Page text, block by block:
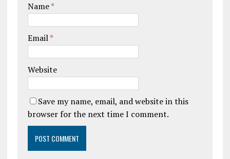
Name*
Email*
Website
Save my name, email, and website in this
browser for the next time I comment.